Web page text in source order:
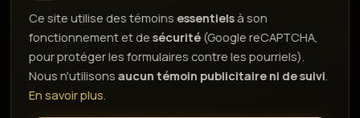
Politique de confidentialité Conditions d'utilisation
Droits d'auteur & responsabilitéPolitique de témoins
Ce site utilise des témoinsessentielsà son
fonctionnement et desécurité (Google reCAPTCHA,
pour protéger les formulaires contre les pourriels).
Nous n'utilisonsaucun témoin publicitaire ni de suivi.
En savoir plus.